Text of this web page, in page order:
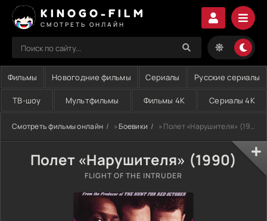
KINOGO-FILM
СМОТРЕТЬ ОНЛАЙН
Фильмы Новогодние фильмы Сериалы Русские сериалы
ТВ-шоу Мультфильмы Фильмы 4K Сериалы 4K
Смотреть фильмы онлайн »Боевики » Полет «Нарушителя» (1990)
Полет «Нарушителя» (1990)
FLIGHT OF THE INTRUDER